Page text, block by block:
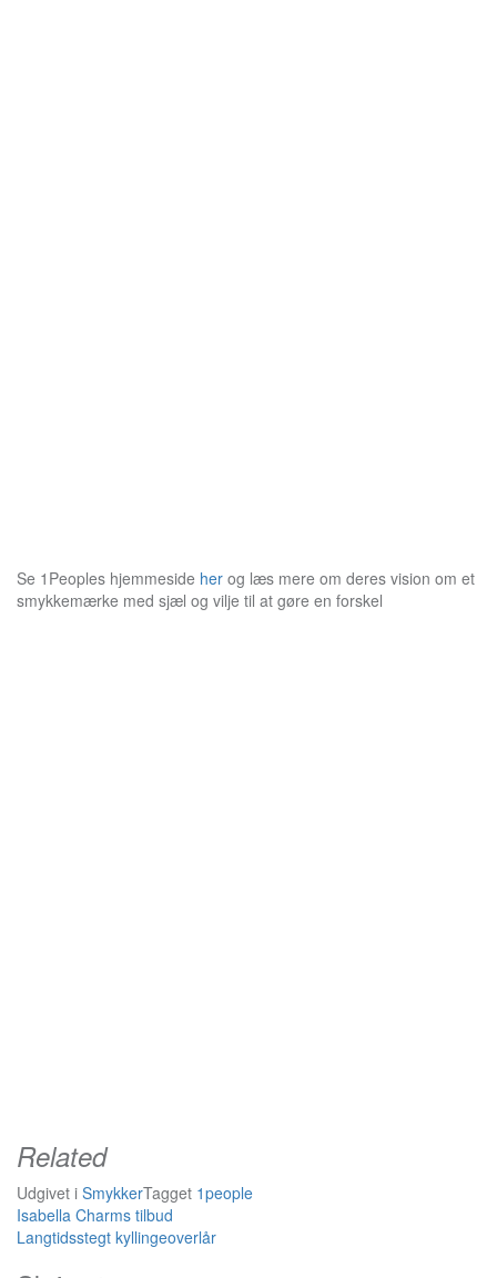
Se 1Peoples hjemmeside her og læs mere om deres vision om et
smykkemærke med sjæl og vilje til at gøre en forskel
Related
Udgivet i SmykkerTagget 1people
Indlægsnavigation
Isabella Charms tilbud
Langtidsstegt kyllingeoverlår